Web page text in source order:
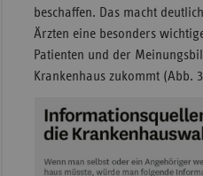
beschaffen. Das macht
Ärzten eine besonders
Patienten und der
Krankenhaus zukommt (Abb.